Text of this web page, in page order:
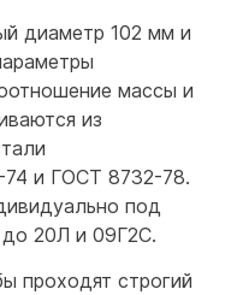
диаметр 102 мм и
массы и
из
и ГОСТ 8732-78.
под
до 20Л и 09Г2С.
проходят строгий